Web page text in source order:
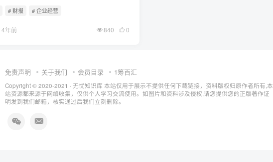
# 财报 # 企业经营
4年前 840 0
免责声明 关于我们 会员目录 1筹百汇
Copyright © 2020-2021 · 无忧知识库 本站仅用于展示不提供任何下载链接，资料版权归原作者所有,本
站资源都来源于网络收集，仅供个人学习交流使用。如图片和资料涉及侵权,请您提供您的正版著作证
明发到我们邮箱，核实通过后我们立刻删除。